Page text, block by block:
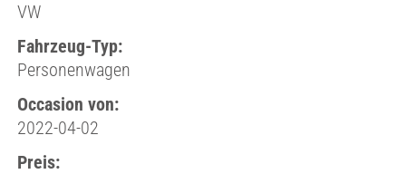
VW
Fahrzeug-Typ:
Personenwagen
Occasion von:
2022-04-02
Preis: